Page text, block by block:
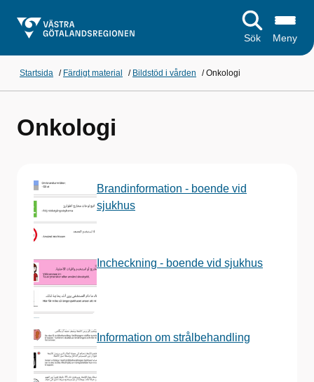
Sök Meny
Startsida / Färdigt material / Bildstöd i vården /Onkologi
Onkologi
Brandinformation - boende vid
sjukhus
Incheckning - boende vid sjukhus
Information om strålbehandling